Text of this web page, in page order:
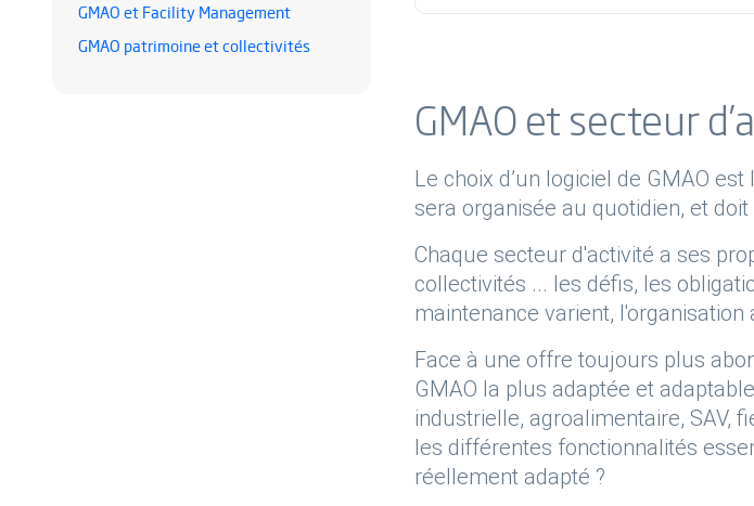
GMAO et Facility Management
GMAO patrimoine et collectivités
GMAO et secteur
Le choix d’un logiciel de GMAO
sera organisée au quotidien, et
Chaque secteur d'activité a ses
collectivités ... les défis, les
maintenance varient, l'organisation
Face à une offre toujours plus
GMAO la plus adaptée et
industrielle, agroalimentaire, SAV,
les différentes fonctionnalités
réellement adapté ?